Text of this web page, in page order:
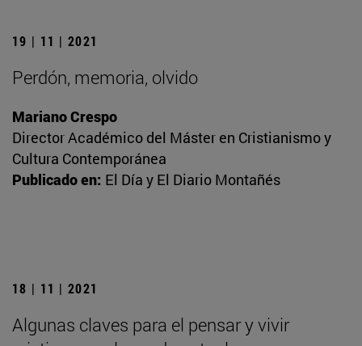
19 | 11 | 2021
Perdón, memoria, olvido
Mariano Crespo
Director Académico del Máster en Cristianismo y
Cultura Contemporánea
Publicado en: El Día y El Diario Montañés
18 | 11 | 2021
Algunas claves para el pensar y vivir